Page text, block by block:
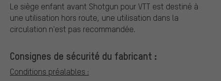
Le siège enfant avant Shotgun pour VTT est destiné à
une utilisation hors route, une utilisation dans la
circulation n'est pas recommandée.
Consignes de sécurité du fabricant :
Conditions préalables :